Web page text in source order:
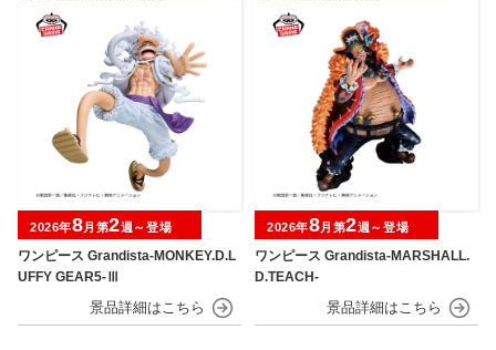
ワンピース Grandista-MONKEY.D.L
UFFY GEAR5-Ⅲ
2026年8月第2週～登場
ワンピース Grandista-MARSHALL.
D.TEACH-
2026年8月第2週～登場